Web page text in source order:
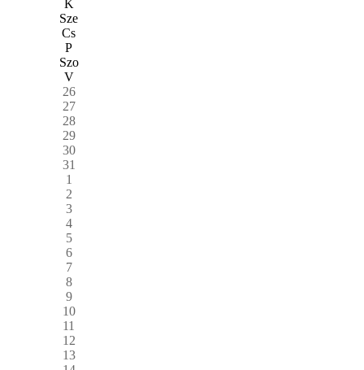
K
Sze
Cs
P
Szo
V
26
27
28
29
30
31
1
2
3
4
5
6
7
8
9
10
11
12
13